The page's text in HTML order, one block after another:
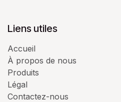
Liens utiles
Accueil
À propos de nous
Produits
Légal
Contactez-nous